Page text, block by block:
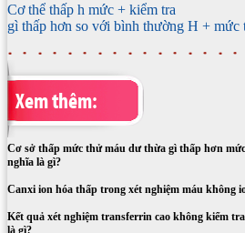
Cơ thể thấp h mức + kiểm tra
gì thấp hơn so với bình thường H + mức
Xem thêm:
Cơ sở thấp mức thử máu dư thừa gì thấp hơn
nghĩa là gì?
Canxi ion hóa thấp trong xét nghiệm máu không
Kết quả xét nghiệm transferrin cao không kiểm